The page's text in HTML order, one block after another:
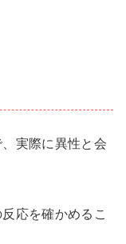
実際に異性と会
応を確かめるこ